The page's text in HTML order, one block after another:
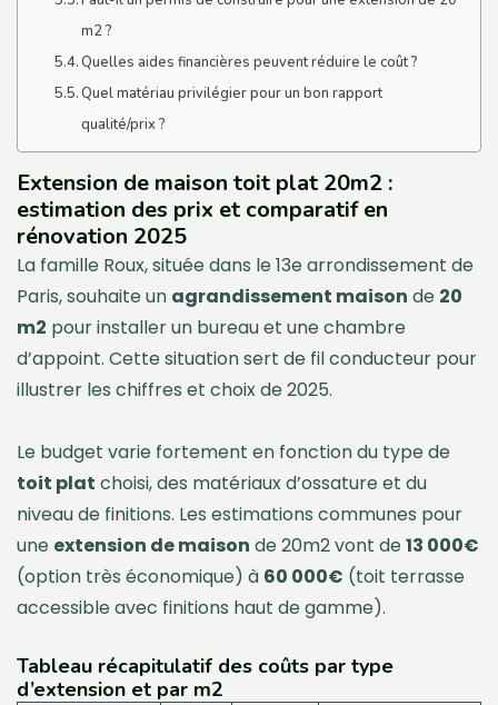
m2 ?
Quelles aides financières peuvent réduire le coût ?
Quel matériau privilégier pour un bon rapport
qualité/prix ?
Extension de maison toit plat 20m2 :
estimation des prix et comparatif en
rénovation 2025
La famille Roux, située dans le 13e arrondissement de
Paris, souhaite un agrandissement maison de 20
m2 pour installer un bureau et une chambre
d’appoint. Cette situation sert de fil conducteur pour
illustrer les chiffres et choix de 2025.
Le budget varie fortement en fonction du type de
toit plat choisi, des matériaux d’ossature et du
niveau de finitions. Les estimations communes pour
une extension de maison de 20m2 vont de13 000€
(option très économique) à 60 000€ (toit terrasse
accessible avec finitions haut de gamme).
Tableau récapitulatif des coûts par type
d’extension et par m2